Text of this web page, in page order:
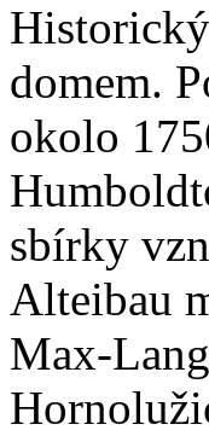
domem.
okolo
sbírky
Alteibau
Max-